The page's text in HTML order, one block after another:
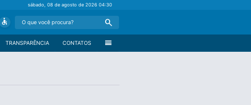
sábado, 08 de agosto de 202604:30
Accessible Search
menu
CONTATOS
TRANSPARÊNCIA